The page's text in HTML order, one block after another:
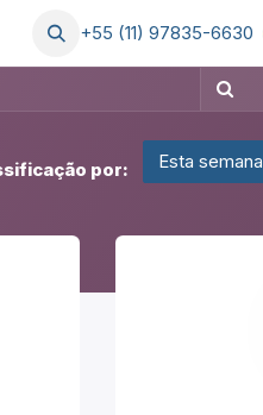
+55 (11) 97835-6630
por: Esta semana